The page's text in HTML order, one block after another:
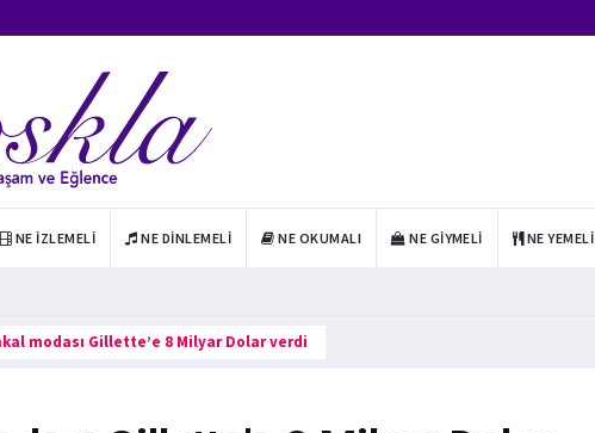
NE İZLEMELI NE DINLEMELI NE OKUMALI NE GIYMELI NE YEMELI
modası Gillette’e 8 Milyar Dolar verdi